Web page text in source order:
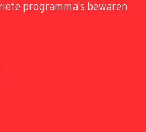
programma's bewaren